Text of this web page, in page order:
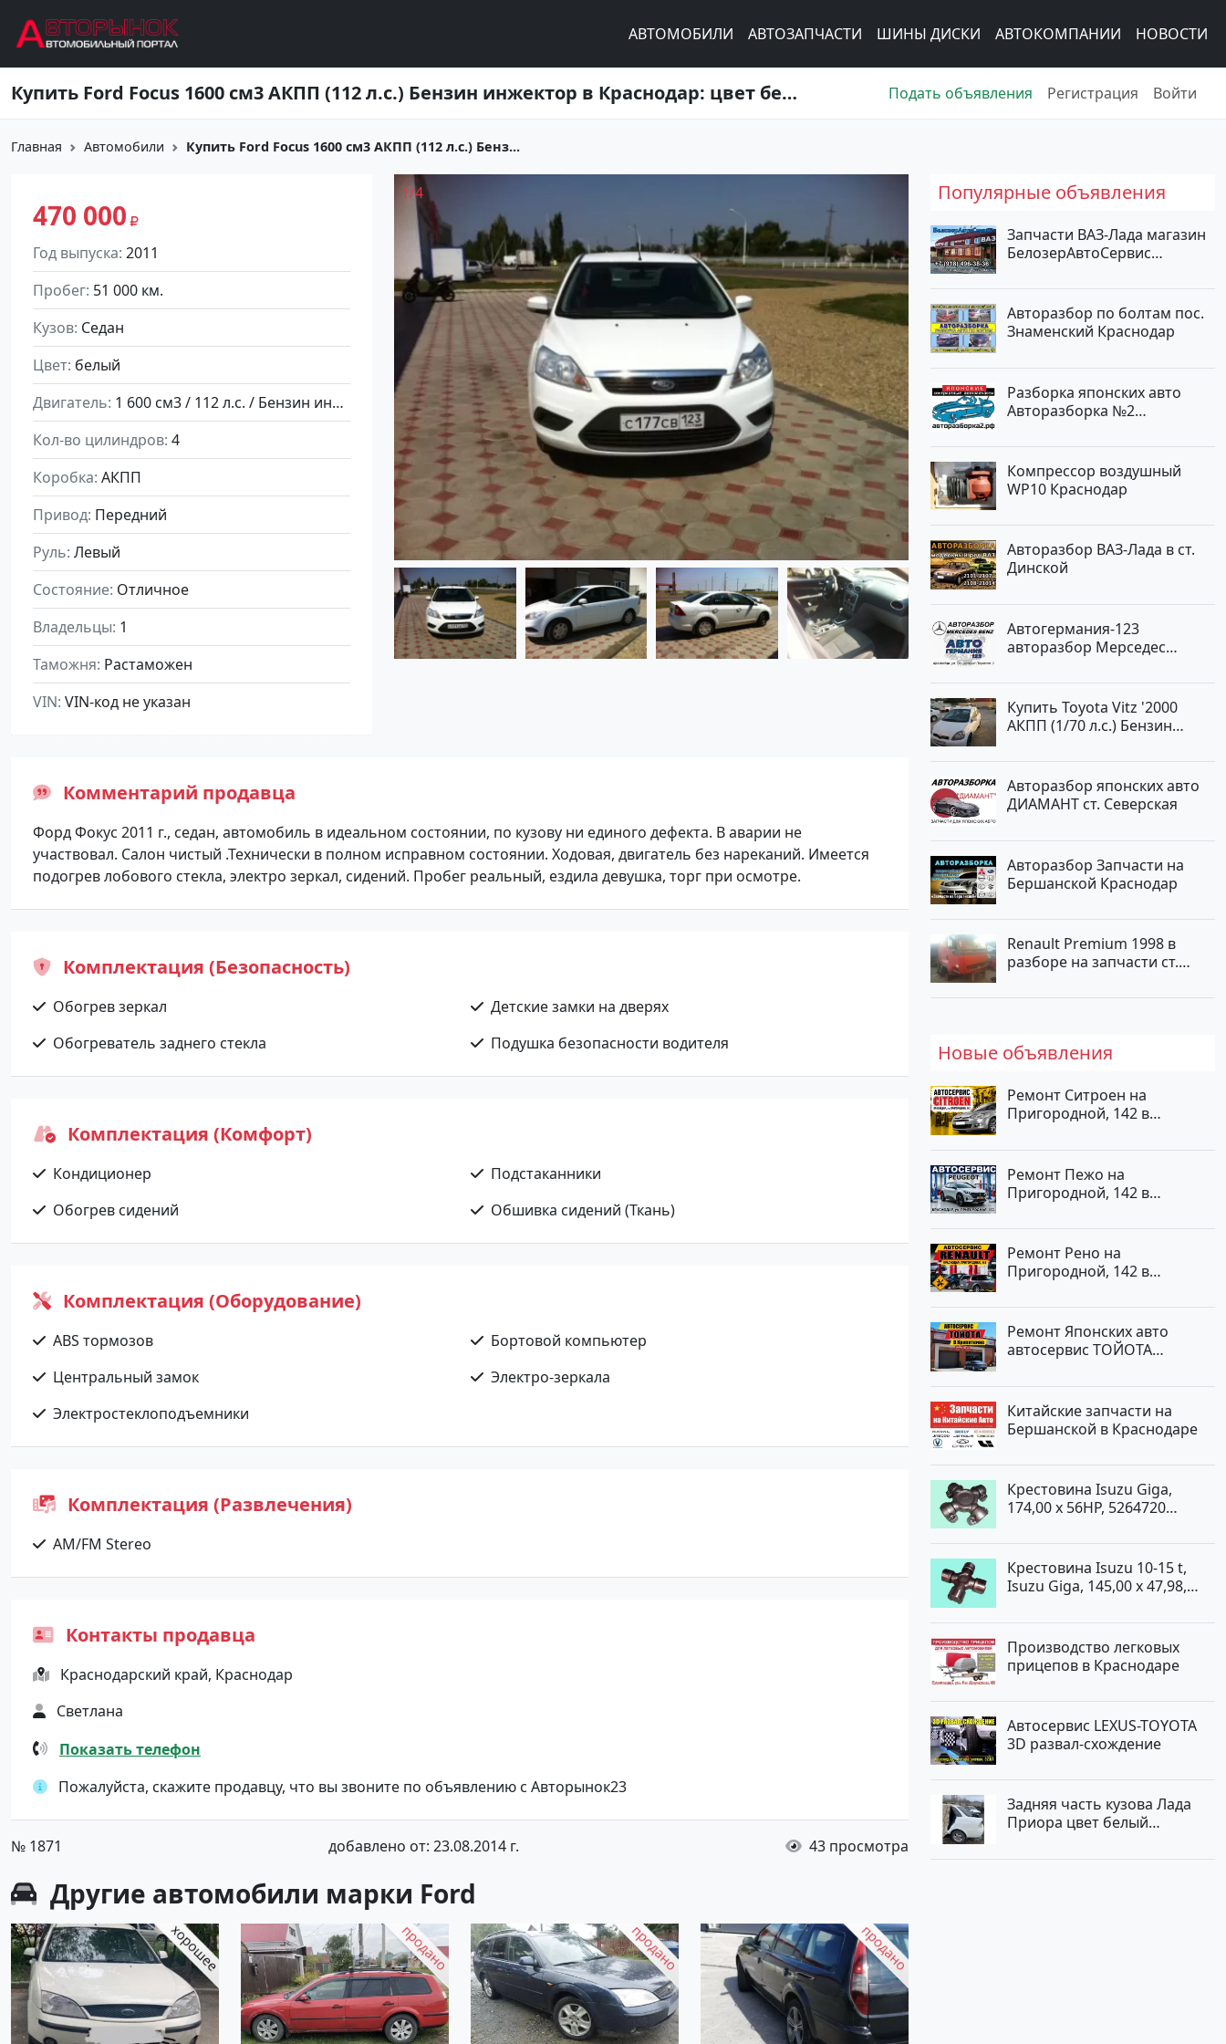
АВТОМОБИЛИ АВТОЗАПЧАСТИ ШИНЫ ДИСКИ АВТОКОМПАНИИ НОВОСТИ
Купить Ford Focus 1600 см3 АКПП (112 л.с.) Бензин инжектор в Краснодар: цвет белый Седан 2011 года по цене 470000 рублей, объявление №1871 на сайте Авторынок23 Подать объявления Регистрация Войти
Главная Автомобили Купить Ford Focus 1600 см3 АКПП (112 л.с.) Бенз...
470 000
Год выпуска 2011
Пробег 51 000 км.
Кузов Седан
Цвет белый
Двигатель
1 600 см3 / 112 л.с. / Бензин инжектор
Кол-во цилиндров 4
Коробка АКПП
Привод Передний
Руль Левый
Состояние Отличное
Владельцы 1
Таможня Растаможен
VIN VIN-код не указан
1/4
Комментарий продавца
Форд Фокус 2011 г., седан, автомобиль в идеальном состоянии, по кузову ни единого дефекта. В аварии не
участвовал. Салон чистый .Технически в полном исправном состоянии. Ходовая, двигатель без нареканий. Имеется
подогрев лобового стекла, электро зеркал, сидений. Пробег реальный, ездила девушка, торг при осмотре.
Комплектация (Безопасность)
Обогрев зеркал
Детские замки на дверях
Обогреватель заднего стекла
Подушка безопасности водителя
Комплектация (Комфорт)
Кондиционер
Подстаканники
Обогрев сидений
Обшивка сидений (Ткань)
Комплектация (Оборудование)
ABS тормозов
Бортовой компьютер
Центральный замок
Электро-зеркала
Электростеклоподъемники
Комплектация (Развлечения)
AM/FM Stereo
Контакты продавца
Краснодарский край, Краснодар
Светлана
Показать телефон
Пожалуйста, скажите продавцу, что вы звоните по объявлению с Авторынок23
№ 1871 добавлено от: 23.08.2014 г. 43 просмотра
Другие автомобили марки Ford
Популярные объявления
Запчасти ВАЗ-Лада магазин
БелозерАвтоСервис
Авторазбор по болтам пос.
Знаменский Краснодар
Разборка японских авто
Авторазборка №2
Компрессор воздушный
WP10 Краснодар
Авторазбор ВАЗ-Лада в ст.
Динской
Автогермания-123
авторазбор Мерседес
Купить Toyota Vitz '2000
АКПП (1/70 л.с.) Бензин
Белый Хетчбэк по цене
194000 рублей, объявление
№15521 на сайте
Авторынок23
Авторазбор японских авто
ДИАМАНТ ст. Северская
Авторазбор Запчасти на
Бершанской Краснодар
Renault Premium 1998 в
разборе на запчасти ст.
Новые объявления
Ремонт Ситроен на
Пригородной, 142 в
Ремонт Пежо на
Пригородной, 142 в
Ремонт Рено на
Пригородной, 142 в
Ремонт Японских авто
автосервис ТОЙОТА
Китайские запчасти на
Бершанской в Краснодаре
Крестовина Isuzu Giga,
174,00 x 56HP, 5264720
Крестовина Isuzu 10-15 t,
Isuzu Giga, 145,00 x 47,98,
Производство легковых
прицепов в Краснодаре
Автосервис LEXUS-TOYOTA
3D развал-схождение
Задняя часть кузова Лада
Приора цвет белый